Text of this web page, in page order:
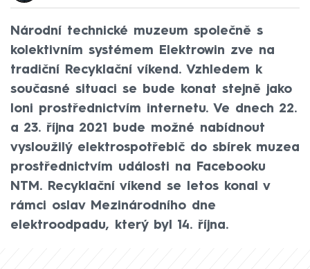
Národní technické muzeum společně s
kolektivním systémem Elektrowin zve na
tradiční Recyklační víkend. Vzhledem k
současné situaci se bude konat stejně jako
loni prostřednictvím internetu. Ve dnech 22.
a 23. října 2021 bude možné nabídnout
vysloužilý elektrospotřebič do sbírek muzea
prostřednictvím události na Facebooku
NTM. Recyklační víkend se letos konal v
rámci oslav Mezinárodního dne
elektroodpadu, který byl 14. října.